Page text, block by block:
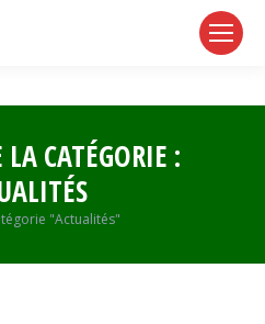
CATÉGORIE :
: "Actualités"